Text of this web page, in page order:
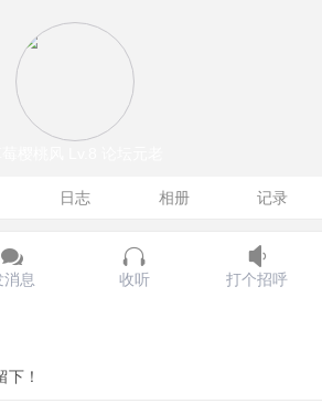
日志 相册 记录
消息 收听 打个招呼
下！